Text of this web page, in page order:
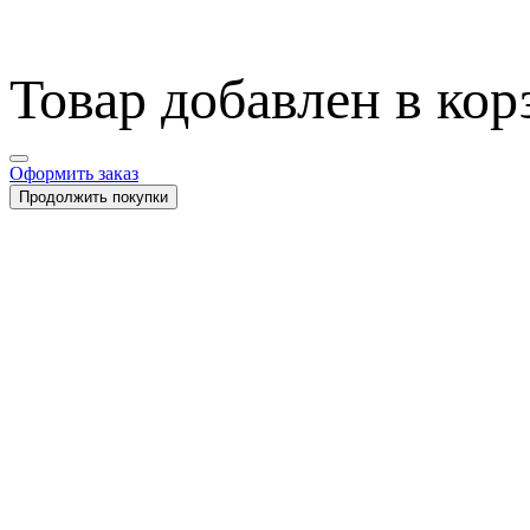
Товар добавлен в
Оформить заказ
Продолжить покупки